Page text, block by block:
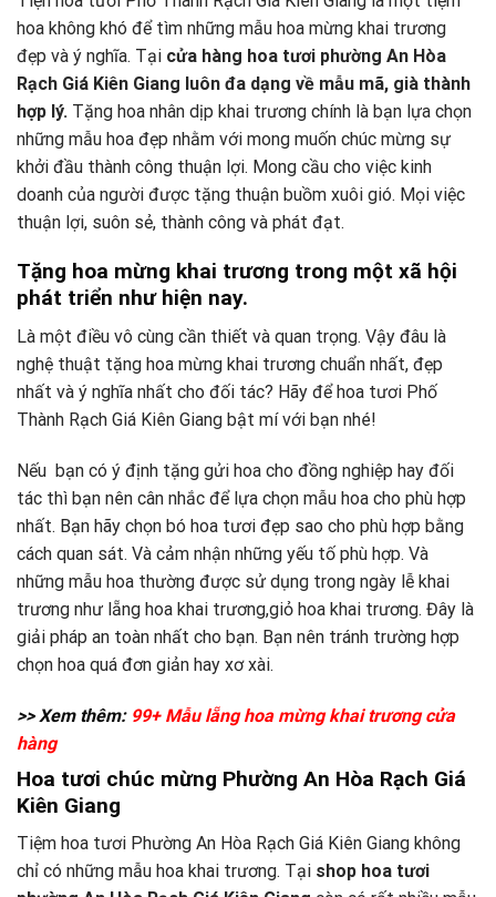
hoa không khó để tìm những mẫu hoa mừng khai trương
đẹp và ý nghĩa. Tại cửa hàng hoa tươi phường An Hòa
Rạch Giá Kiên Giang luôn đa dạng về mẫu mã, già thành
hợp lý. Tặng hoa nhân dịp khai trương chính là bạn lựa chọn
những mẫu hoa đẹp nhằm với mong muốn chúc mừng sự
khởi đầu thành công thuận lợi. Mong cầu cho việc kinh
doanh của người được tặng thuận buồm xuôi gió. Mọi việc
thuận lợi, suôn sẻ, thành công và phát đạt.
Tặng hoa mừng khai trương trong một xã hội
phát triển như hiện nay.
Là một điều vô cùng cần thiết và quan trọng. Vậy đâu là
nghệ thuật tặng hoa mừng khai trương chuẩn nhất, đẹp
nhất và ý nghĩa nhất cho đối tác? Hãy để hoa tươi Phố
Thành Rạch Giá Kiên Giang bật mí với bạn nhé!
Nếu bạn có ý định tặng gửi hoa cho đồng nghiệp hay đối
tác thì bạn nên cân nhắc để lựa chọn mẫu hoa cho phù hợp
nhất. Bạn hãy chọn bó hoa tươi đẹp sao cho phù hợp bằng
cách quan sát. Và cảm nhận những yếu tố phù hợp. Và
những mẫu hoa thường được sử dụng trong ngày lễ khai
trương như lẵng hoa khai trương,giỏ hoa khai trương. Đây là
giải pháp an toàn nhất cho bạn. Bạn nên tránh trường hợp
chọn hoa quá đơn giản hay xơ xài.
>> Xem thêm: 99+ Mẫu lẵng hoa mừng khai trương cửa
hàng
Hoa tươi chúc mừng Phường An Hòa Rạch Giá
Kiên Giang
Tiệm hoa tươi Phường An Hòa Rạch Giá Kiên Giang không
chỉ có những mẫu hoa khai trương. Tại shop hoa tươi